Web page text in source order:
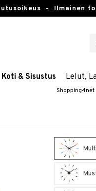
- Ilmainen
Koti & Sisustus Lelut,
Shopping4net